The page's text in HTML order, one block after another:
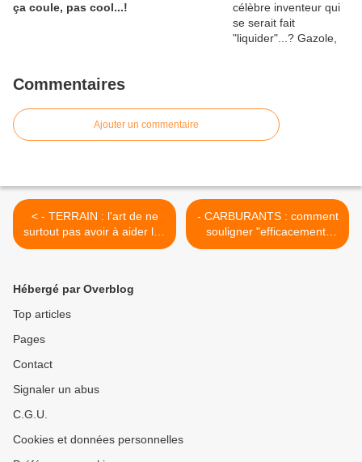
ça coule, pas cool...!
Commentaires
Ajouter un commentaire
< - TERRAIN : l'art de ne
surtout pas avoir à aider les
chalands à murir une
- CARBURANTS : comment
souligner "efficacement"
une crise avant qu'elle ne
Hébergé par Overblog
Top articles
Pages
Contact
Signaler un abus
C.G.U.
Cookies et données personnelles